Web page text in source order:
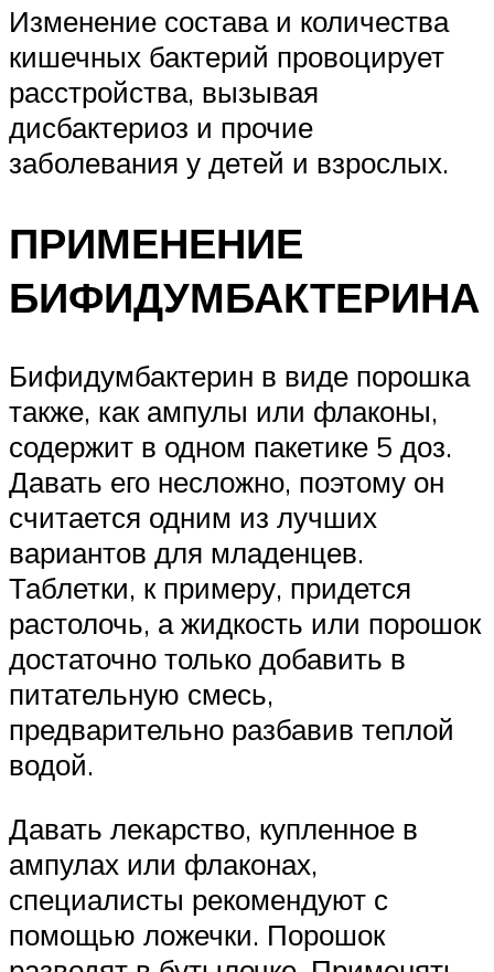
Изменение состава и количества
кишечных бактерий провоцирует
расстройства, вызывая
дисбактериоз и прочие
заболевания у детей и взрослых.
ПРИМЕНЕНИЕ
БИФИДУМБАКТЕРИНА
Бифидумбактерин в виде порошка
также, как ампулы или флаконы,
содержит в одном пакетике 5 доз.
Давать его несложно, поэтому он
считается одним из лучших
вариантов для младенцев.
Таблетки, к примеру, придется
растолочь, а жидкость или порошок
достаточно только добавить в
питательную смесь,
предварительно разбавив теплой
водой.
Давать лекарство, купленное в
ампулах или флаконах,
специалисты рекомендуют с
помощью ложечки. Порошок